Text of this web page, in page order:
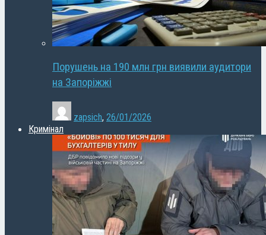
Порушень на 190 млн грн виявили аудитори
на Запоріжжі
zapsich, 26/01/2026
Кримінал